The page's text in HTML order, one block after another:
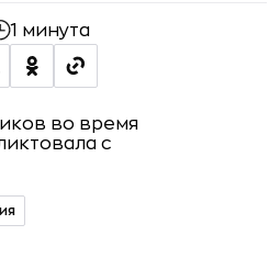
1 минута